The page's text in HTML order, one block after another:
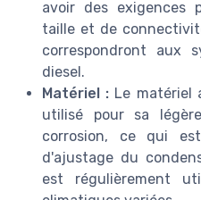
avoir des exigences
taille et de
correspondront aux
diesel.
Matériel : Le matériel
utilisé pour sa
corrosion, ce qui
d'ajustage du
est régulièrement